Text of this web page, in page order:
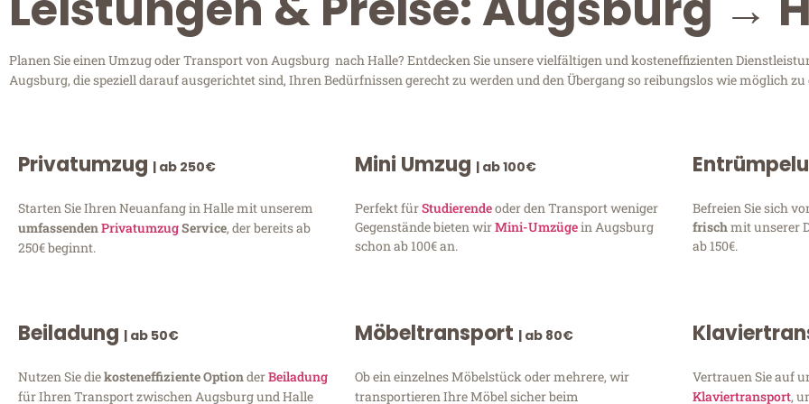
Planen Sie einen Umzug oder Transport von Augsburg nach Halle? Entdecken Sie unsere vielfältigen und kosteneffizienten
Augsburg, die speziell darauf ausgerichtet sind, Ihren Bedürfnissen gerecht zu werden und den Übergang so reibungslos wie möglich zu
Privatumzug | ab 250€
Starten Sie Ihren Neuanfang in Halle mit unserem
umfassendenPrivatumzugService, der bereits ab
250€ beginnt.
Mini Umzug | ab 100€
Perfekt fürStudierendeoder den Transport weniger
Gegenstände bieten wirMini-Umzügein Augsburg
schon ab 100€ an.
Befreien Sie sich
frischmit unserer
ab 150€.
Beiladung | ab 50€
Nutzen Sie diekosteneffiziente OptionderBeiladung
für Ihren Transport zwischen Augsburg und Halle
Möbeltransport | ab 80€
Ob ein einzelnes Möbelstück oder mehrere, wir
transportieren Ihre Möbel sicher beim
Vertrauen Sie auf
Klaviertransport,